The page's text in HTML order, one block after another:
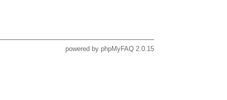
powered by phpMyFAQ 2.0.15